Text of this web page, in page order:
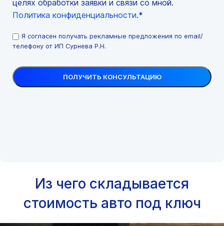
целях обработки заявки и связи со мной.
Политика конфиденциальности.*
Я согласен получать рекламные предложения по email/
телефону от ИП Сурнева Р.Н.
Из чего складывается
стоимость авто под ключ